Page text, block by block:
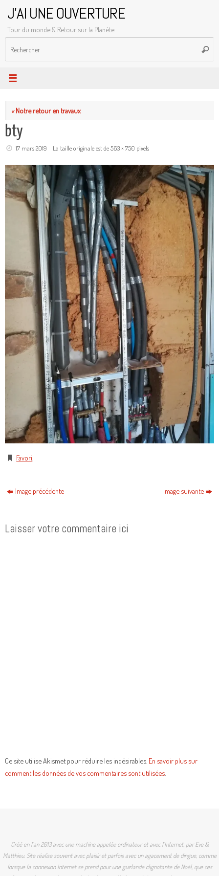
contenu
J'AI UNE OUVERTURE
Tour du monde & Retour sur la Planète
«Notre retour en travaux
bty
17 mars 2019 La taille originale est de563 × 750 pixels
Favori
Image précédente Image suivante
Laisser votre commentaire ici
Ce site utilise Akismet pour réduire les indésirables. En savoir plus sur
comment les données de vos commentaires sont utilisées
Créé en l'an 2013 avec une machine appelée ordinateur et avec l'Internet, par Eve &
Matthieu. Site réalise souvent avec plaisir et parfois avec un agacement de dingue, comme
lorsque la connexion Internet se prend pour une guirlande clignotante de Noël, que ces